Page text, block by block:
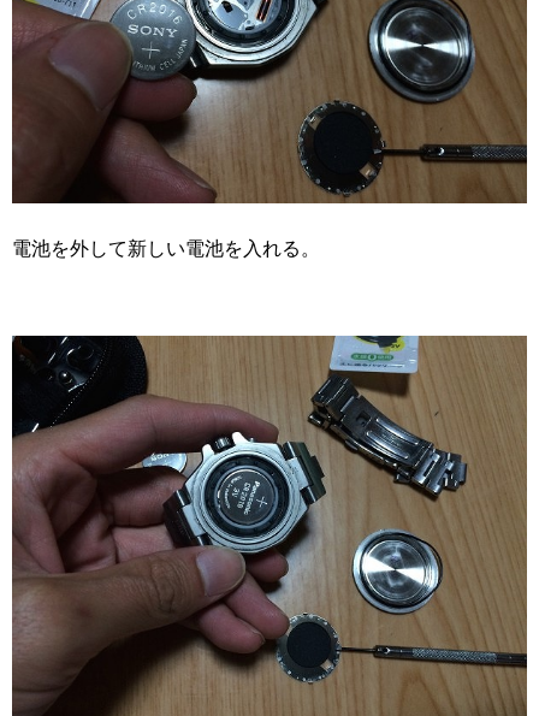
電池を外して新しい電池を入れる。